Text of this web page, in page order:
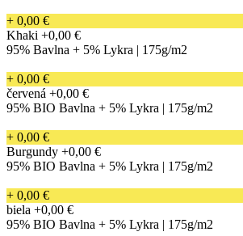
+ 0,00 €
Khaki +0,00 €
95% Bavlna + 5% Lykra | 175g/m2
+ 0,00 €
červená +0,00 €
95% BIO Bavlna + 5% Lykra | 175g/m2
+ 0,00 €
Burgundy +0,00 €
95% BIO Bavlna + 5% Lykra | 175g/m2
+ 0,00 €
biela +0,00 €
95% BIO Bavlna + 5% Lykra | 175g/m2